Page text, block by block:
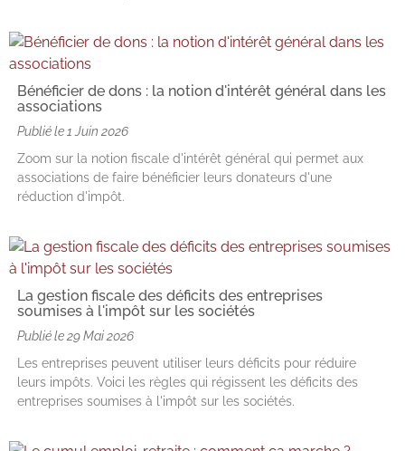
Bénéficier de dons : la notion d'intérêt général dans les
associations
Publié le 1 Juin 2026
Zoom sur la notion fiscale d'intérêt général qui permet aux
associations de faire bénéficier leurs donateurs d'une
réduction d'impôt.
La gestion fiscale des déficits des entreprises
soumises à l'impôt sur les sociétés
Publié le29 Mai 2026
Les entreprises peuvent utiliser leurs déficits pour réduire
leurs impôts. Voici les règles qui régissent les déficits des
entreprises soumises à l'impôt sur les sociétés.